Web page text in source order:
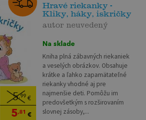
5,99 €
5,81 €
Hravé riekanky -
Kliky, háky, iskričky
autor neuvedený
Na sklade
Kniha plná zábavných riekaniek
a veselých obrázkov. Obsahuje
krátke a ľahko zapamätateľné
riekanky vhodné aj pre
najmenšie deti. Pomôžu im
predovšetkým s rozširovaním
slovnej zásoby,...